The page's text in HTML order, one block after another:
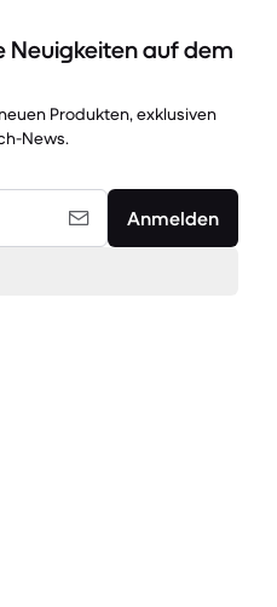
Neuigkeiten auf dem
Produkten, exklusiven
News.
Anmelden